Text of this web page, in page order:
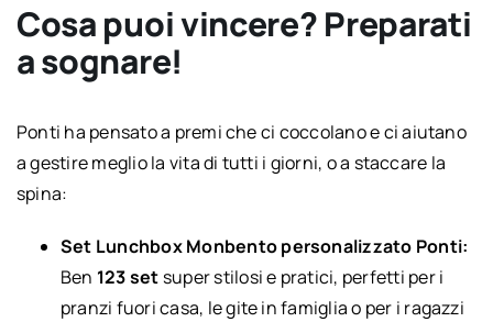
Cosa puoi vincere? Preparati
a sognare!
Ponti ha pensato a premi che ci coccolano e ci aiutano
a gestire meglio la vita di tutti i giorni, o a staccare la
spina:
Set Lunchbox Monbento personalizzato Ponti:
Ben 123 set super stilosi e pratici, perfetti per i
pranzi fuori casa, le gite in famiglia o per i ragazzi